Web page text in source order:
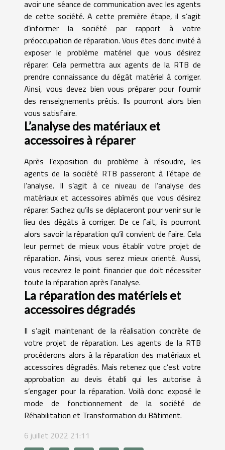
avoir une séance de communication avec les agents
de cette société. A cette première étape, il s’agit
d’informer la société par rapport à votre
préoccupation de réparation. Vous êtes donc invité à
exposer le problème matériel que vous désirez
réparer. Cela permettra aux agents de la RTB de
prendre connaissance du dégât matériel à corriger.
Ainsi, vous devez bien vous préparer pour fournir
des renseignements précis. Ils pourront alors bien
vous satisfaire.
L’analyse des matériaux et
accessoires à réparer
Après l’exposition du problème à résoudre, les
agents de la société RTB passeront à l’étape de
l’analyse. Il s’agit à ce niveau de l’analyse des
matériaux et accessoires abîmés que vous désirez
réparer. Sachez qu’ils se déplaceront pour venir sur le
lieu des dégâts à corriger. De ce fait, ils pourront
alors savoir la réparation qu’il convient de faire. Cela
leur permet de mieux vous établir votre projet de
réparation. Ainsi, vous serez mieux orienté. Aussi,
vous recevrez le point financier que doit nécessiter
toute la réparation après l’analyse.
La réparation des matériels et
accessoires dégradés
Il s’agit maintenant de la réalisation concrète de
votre projet de réparation. Les agents de la RTB
procéderons alors à la réparation des matériaux et
accessoires dégradés. Mais retenez que c’est votre
approbation au devis établi qui les autorise à
s’engager pour la réparation. Voilà donc exposé le
mode de fonctionnement de la société de
Réhabilitation et Transformation du Bâtiment.
6 juillet 2022 21:11